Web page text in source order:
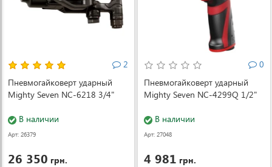
2
Пневмогайковерт ударный
Mighty Seven NC-6218 3/4"
В наличии
Арт: 26379
26 350 грн.
0
Пневмогайковерт ударный
Mighty Seven NC-4299Q 1/2"
В наличии
Арт: 27048
4 981 грн.